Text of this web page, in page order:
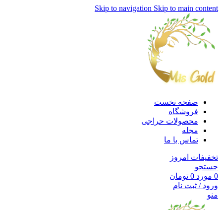
Skip to navigation Skip to main content
صفحه نخست
فروشگاه
محصولات حراجی
مجله
تماس با ما
تخفیفات امروز
جستجو
0 مورد 0 تومان
ورود / ثبت نام
منو